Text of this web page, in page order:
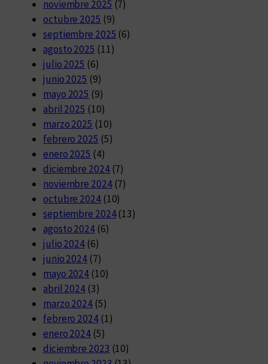
noviembre 2025 (7)
octubre 2025 (9)
septiembre 2025 (6)
agosto 2025 (11)
julio 2025 (6)
junio 2025 (9)
mayo 2025 (9)
abril 2025 (10)
marzo 2025 (10)
febrero 2025 (5)
enero 2025 (4)
diciembre 2024(7)
noviembre 2024(7)
octubre 2024(10)
septiembre 2024(13)
agosto 2024(6)
julio 2024 (6)
junio 2024 (7)
mayo 2024 (10)
abril 2024 (3)
marzo 2024 (5)
febrero 2024(1)
enero 2024 (5)
diciembre 2023 (10)